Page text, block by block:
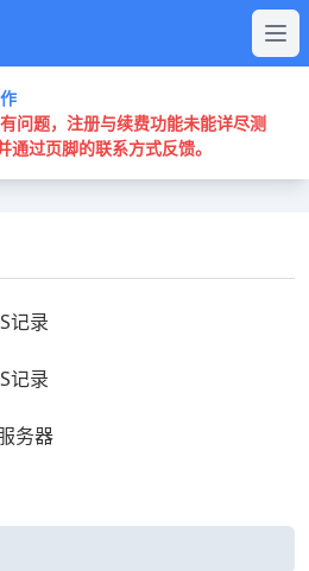
问题，注册与续费功能未能详尽测
过页脚的联系方式反馈。
记录
记录
务器